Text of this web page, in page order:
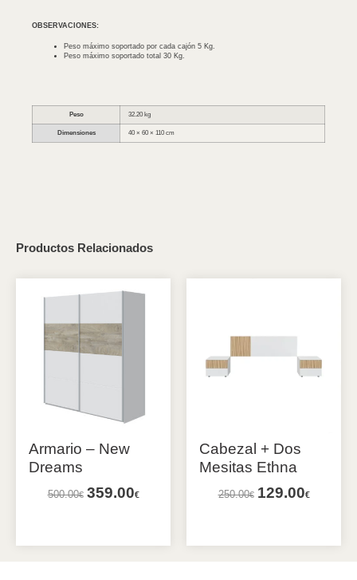
Productos Relacionados
Armario – New
Dreams
500.00€ 359.00€
Cabezal + Dos
Mesitas Ethna
250.00€ 129.00€
OBSERVACIONES:
Peso máximo soportado por cada cajón 5 Kg.
Peso máximo soportado total 30 Kg.
Peso 32.20 kg
Dimensiones 40 × 60 × 110 cm